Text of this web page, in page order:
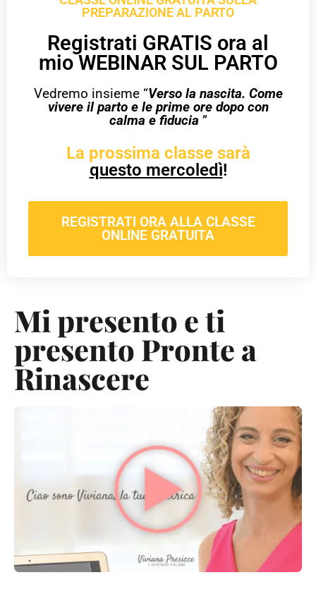
PREPARAZIONE AL PARTO
Registrati GRATIS ora al
mio WEBINAR SUL PARTO
Vedremo insieme “Verso la nascita. Come
vivere il parto e le prime ore dopo con
calma e fiducia ”
La prossima classe sarà
questo mercoledì!
REGISTRATI ORA ALLA CLASSE
ONLINE GRATUITA
Mi presento e ti
presento Pronte a
Rinascere